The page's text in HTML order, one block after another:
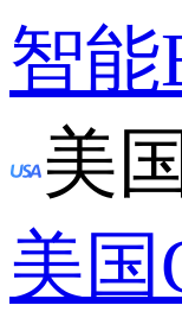
智能
美
美国